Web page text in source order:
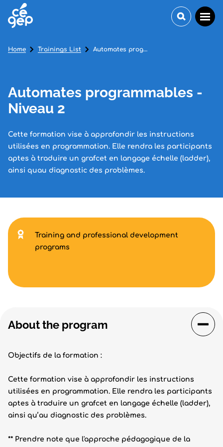
Automates programmables -
Niveau 2
Cette formation vise à approfondir les instructions
utilisées en programmation. Elle rendra les participants
aptes à traduire un grafcet en langage échelle (ladder),
ainsi quau diagnostic des problèmes.
Home Trainings List Automates programmables - Niveau 2
About the program
Objectifs de la formation :
Cette formation vise à approfondir les instructions
utilisées en programmation. Elle rendra les participants
aptes à traduire un grafcet en langage échelle (ladder),
ainsi qu’au diagnostic des problèmes.
** Prendre note que l'approche pédagogique de la
Training and professional development
programs